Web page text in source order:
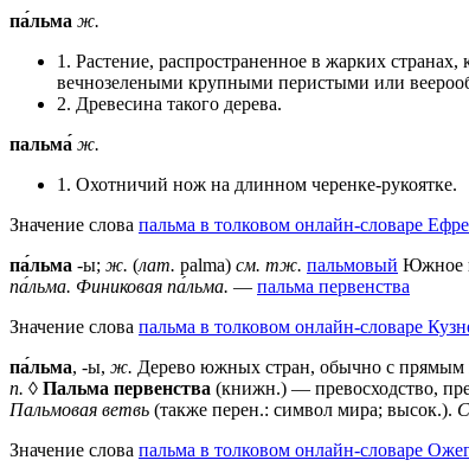
па́льма ж.
1. Растение, распространенное в жарких
вечнозелеными крупными перистыми или
2. Древесина такого дерева.
пальма́ ж.
1. Охотничий нож на длинном черенке-рукоятке.
Значение слова пальма в толковом онлайн-словаре
па́льма -ы; ж. (лат. palma) см. тж. пальмовый Южное
па́льма. Финиковая па́льма. — пальма первенства
Значение слова пальма в толковом онлайн-словаре
па́льма, -ы, ж. Дерево южных стран, обычно с прямым
п. ◊ Пальма первенства (книжн.) — превосходство,
Пальмовая ветвь (также перен.: символ мира; высок.).
Значение слова пальма в толковом онлайн-словаре